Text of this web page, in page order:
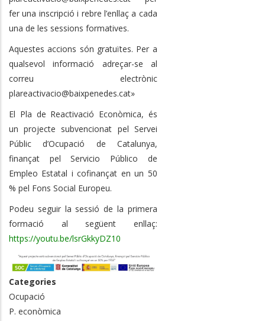
fer una inscripció i rebre l’enllaç a cada
una de les sessions formatives.
Aquestes accions són gratuïtes. Per a
qualsevol informació adreçar-se al
correu electrònic
plareactivacio@baixpenedes.cat»
El Pla de Reactivació Econòmica, és
un projecte subvencionat pel Servei
Públic d’Ocupació de Catalunya,
finançat pel Servicio Público de
Empleo Estatal i cofinançat en un 50
% pel Fons Social Europeu.
Podeu seguir la sessió de la primera
formació al següent enllaç:
https://youtu.be/lsrGkkyDZ10
Categories
Ocupació
P. econòmica